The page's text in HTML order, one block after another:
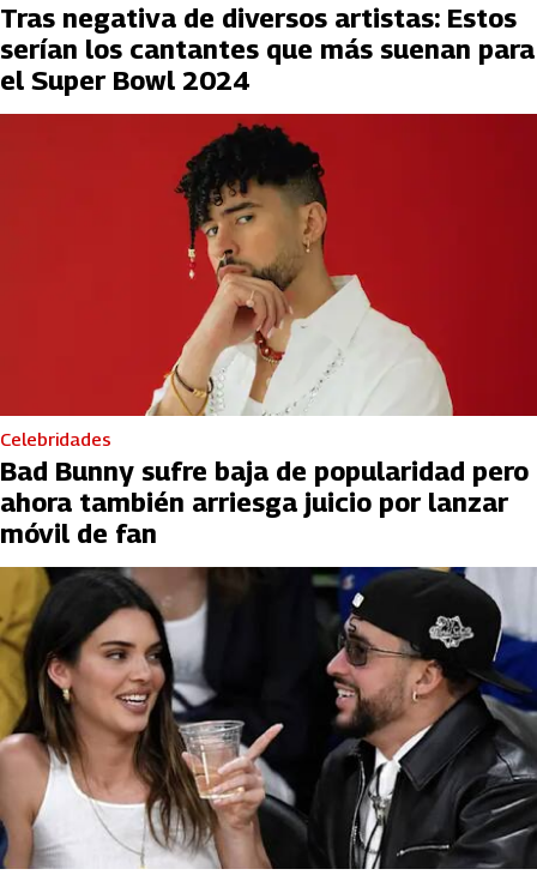
Tras negativa de diversos artistas: Estos
serían los cantantes que más suenan para
el Super Bowl 2024
Celebridades
Bad Bunny sufre baja de popularidad pero
ahora también arriesga juicio por lanzar
móvil de fan